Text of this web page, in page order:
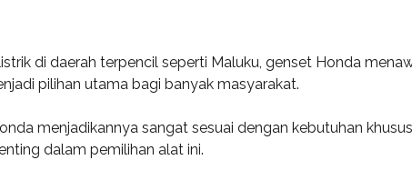
di daerah terpencil seperti Maluku, genset Honda
pilihan utama bagi banyak masyarakat.
menjadikannya sangat sesuai dengan kebutuhan
dalam pemilihan alat ini.